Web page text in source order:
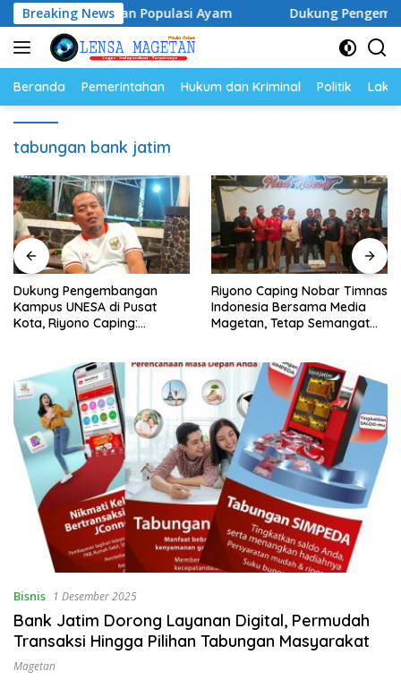
Langsung
ke
konten
Breaking News
Telur dan Populasi Ayam Dukung Pengembangan
Beranda Pemerintahan Hukum dan Kriminal Politik
tabungan bank jatim
Dukung Pengembangan
Kampus UNESA di Pusat
Kota, Riyono Caping:
Riyono Caping Nobar Timnas
Indonesia Bersama Media
Magetan, Tetap Semangat
Bisnis 1 Desember 2025
Bank Jatim Dorong Layanan Digital, Permudah
Transaksi Hingga Pilihan Tabungan Masyarakat
Magetan